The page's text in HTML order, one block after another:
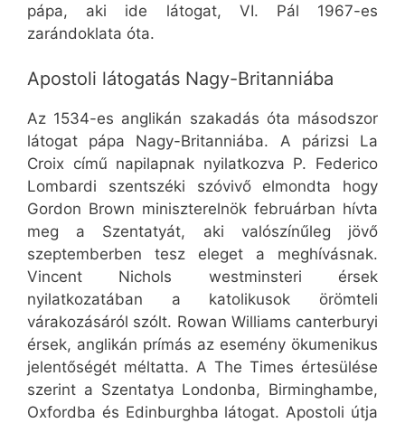
pápa, aki ide látogat, VI. Pál 1967-es
zarándoklata óta.
Apostoli látogatás Nagy-Britanniába
Az 1534-es anglikán szakadás óta másodszor
látogat pápa Nagy-Britanniába. A párizsi La
Croix című napilapnak nyilatkozva P. Federico
Lombardi szentszéki szóvivő elmondta hogy
Gordon Brown miniszterelnök februárban hívta
meg a Szentatyát, aki valószínűleg jövő
szeptemberben tesz eleget a meghívásnak.
Vincent Nichols westminsteri érsek
nyilatkozatában a katolikusok örömteli
várakozásáról szólt. Rowan Williams canterburyi
érsek, anglikán prímás az esemény ökumenikus
jelentőségét méltatta. A The Times értesülése
szerint a Szentatya Londonba, Birminghambe,
Oxfordba és Edinburghba látogat. Apostoli útja